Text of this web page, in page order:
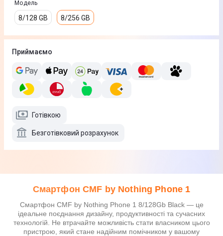
Модель
8/128 GB 8/256 GB
Приймаємо
Готівкою
Безготівковий розрахунок
Смартфон CMF by Nothing Phone 1
Смартфон CMF by Nothing Phone 1 8/128Gb Black — це
ідеальне поєднання дизайну, продуктивності та сучасних
технологій. Не втрачайте можливість стати власником цього
пристрою, який стане надійним помічником у вашому